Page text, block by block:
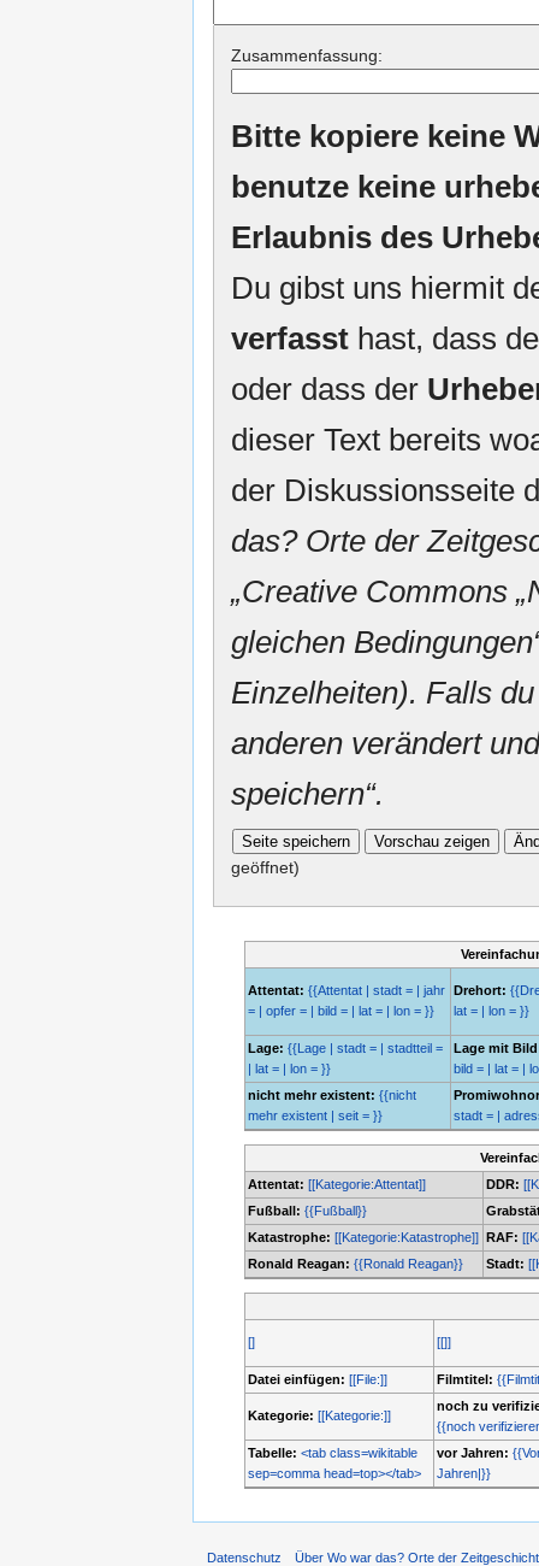
Zusammenfassung:
Bitte kopiere keine
benutze keine
Erlaubnis des
Du gibst uns hiermit
verfasst hast, dass
oder dass der
dieser Text bereits
der Diskussionsseite
das? Orte der
„Creative Commons
gleichen
Einzelheiten). Falls
anderen verändert
speichern“.
geöffnet)
Attentat: {{Attentat | stadt = | jahr
= | opfer = | bild = | lat = | lon = }}
Drehort:
lat = | lon = }}
Lage: {{Lage | stadt = | stadtteil =
| lat = | lon = }}
Lage mit
bild = | lat = |
nicht mehr existent: {{nicht
mehr existent | seit = }}
stadt = |
Attentat: [[Kategorie:Attentat]] DDR:
Fußball: {{Fußball}}
Katastrophe: [[Kategorie:Katastrophe]] RAF:
Ronald Reagan: {{Ronald Reagan}} Stadt:
[] [[]]
Datei einfügen: [[File:]] Filmtitel:
Kategorie: [[Kategorie:]]
noch zu
{{noch
Tabelle: <tab class=wikitable
sep=comma head=top></tab>
vor Jahren:
Jahren|}}
Datenschutz Über Wo war das? Orte der